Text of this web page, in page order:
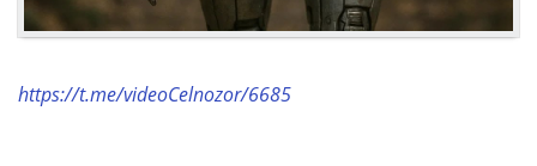
https://t.me/videoCelnozor/6685